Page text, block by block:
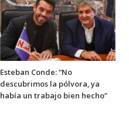
Esteban Conde: “No
descubrimos la pólvora, ya
había un trabajo bien hecho”